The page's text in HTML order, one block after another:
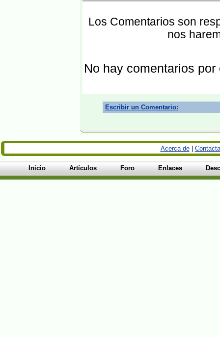
Los Comentarios son
nos
No hay comentarios por
Escribir un Comentario:
Acerca de|
Inicio Artículos Foro Enlaces